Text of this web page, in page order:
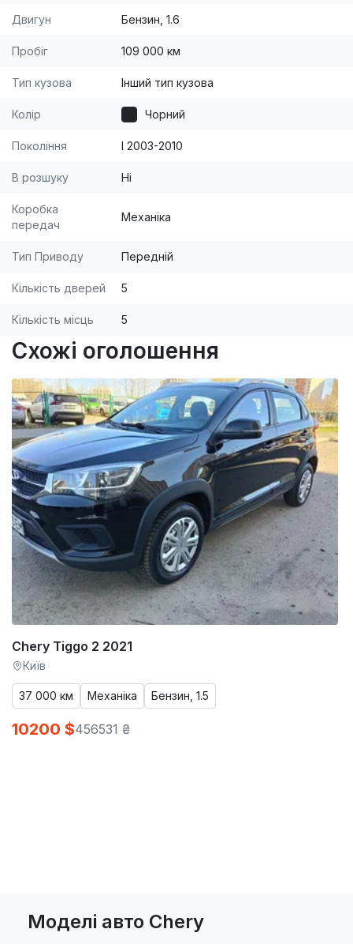
Двигун Бензин, 1.6
Пробіг 109 000 км
Тип кузова Інший тип кузова
Колір Чорний
Покоління I 2003-2010
В розшуку Ні
Коробка
передач
Механіка
Тип Приводу Передній
Кількість дверей 5
Кількість місць 5
Схожі оголошення
Chery Tiggo 2 2021
Київ
37 000 км Механіка Бензин, 1.5
10200 $456531 ₴
Моделі авто Chery